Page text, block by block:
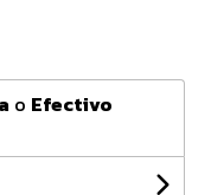
o Efectivo